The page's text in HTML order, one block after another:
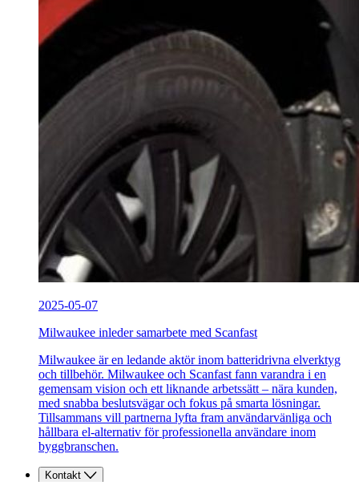
2025-05-07
Milwaukee inleder samarbete med Scanfast
Milwaukee är en ledande aktör inom batteridrivna elverktyg
och tillbehör. Milwaukee och Scanfast fann varandra i en
gemensam vision och ett liknande arbetssätt – nära kunden,
med snabba beslutsvägar och fokus på smarta lösningar.
Tillsammans vill partnerna lyfta fram användarvänliga och
hållbara el-alternativ för professionella användare inom
byggbranschen.
Kontakt